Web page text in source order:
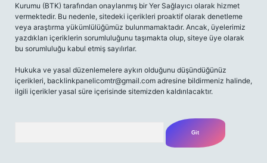
Kurumu (BTK) tarafından onaylanmış bir Yer Sağlayıcı olarak hizmet
vermektedir. Bu nedenle, sitedeki içerikleri proaktif olarak denetleme
veya araştırma yükümlülüğümüz bulunmamaktadır. Ancak, üyelerimiz
yazdıkları içeriklerin sorumluluğunu taşımakta olup, siteye üye olarak
bu sorumluluğu kabul etmiş sayılırlar.
Hukuka ve yasal düzenlemelere aykırı olduğunu düşündüğünüz
içerikleri, backlinkpanelicomtr@gmail.com adresine bildirmeniz halinde,
ilgili içerikler yasal süre içerisinde sitemizden kaldırılacaktır.